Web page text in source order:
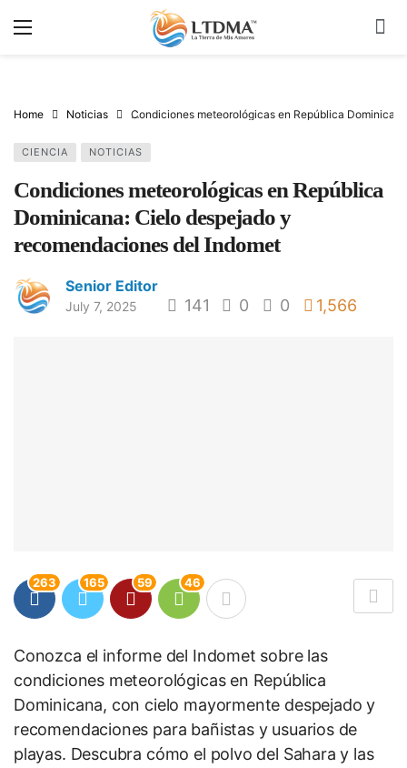
Home Noticias Condiciones meteorológicas en República
CIENCIA NOTICIAS
Condiciones meteorológicas en República
Dominicana: Cielo despejado y
recomendaciones del Indomet
Senior Editor
July 7, 2025 141 0 0 1,566
263 165 59 46
Conozca el informe del Indomet sobre las
condiciones meteorológicas en República
Dominicana, con cielo mayormente despejado y
recomendaciones para bañistas y usuarios de
playas. Descubra cómo el polvo del Sahara y las